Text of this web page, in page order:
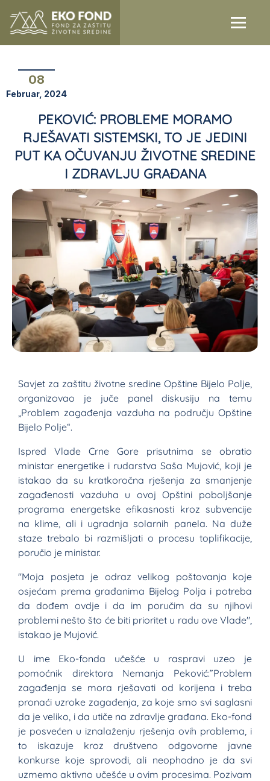
08
Februar, 2024
PEKOVIĆ: PROBLEME MORAMO
RJEŠAVATI SISTEMSKI, TO JE JEDINI
PUT KA OČUVANJU ŽIVOTNE SREDINE
I ZDRAVLJU GRAĐANA
Savjet za zaštitu životne sredine Opštine Bijelo Polje,
organizovao je juče panel diskusiju na temu
„Problem zagađenja vazduha na području Opštine
Bijelo Polje“.
Ispred Vlade Crne Gore prisutnima se obratio
ministar energetike i rudarstva Saša Mujović, koji je
istakao da su kratkoročna rješenja za smanjenje
zagađenosti vazduha u ovoj Opštini poboljšanje
programa energetske efikasnosti kroz subvencije
na klime, ali i ugradnja solarnih panela. Na duže
staze trebalo bi razmišljati o procesu toplifikacije,
poručio je ministar.
"Moja posjeta je odraz velikog poštovanja koje
osjećam prema građanima Bijelog Polja i potreba
da dođem ovdje i da im poručim da su njihovi
problemi nešto što će biti prioritet u radu ove Vlade",
istakao je Mujović.
U ime Eko-fonda učešće u raspravi uzeo je
pomoćnik direktora Nemanja Peković:”Problem
zagađenja se mora rješavati od korijena i treba
pronaći uzroke zagađenja, za koje smo svi saglasni
da je veliko, i da utiče na zdravlje građana. Eko-fond
je posvećen u iznalaženju rješenja ovih problema, i
to iskazuje kroz društveno odgovorne javne
konkurse koje sprovodi, ali neophodno je da svi
uzmemo aktivno učešće u ovim procesima. Pozivam